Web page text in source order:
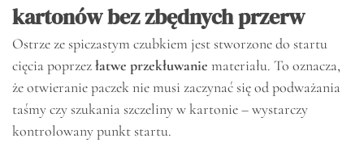
kartonów bez zbędnych przerw
Ostrze ze spiczastym czubkiem jest stworzone do startu
cięcia poprzezłatwe przekłuwanie materiału. To oznacza,
że otwieranie paczek nie musi zaczynać się od podważania
taśmy czy szukania szczeliny w kartonie – wystarczy
kontrolowany punkt startu.